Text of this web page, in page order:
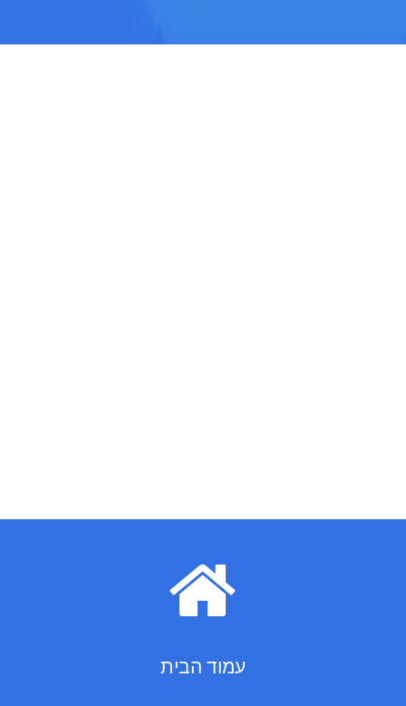
עמוד הבית